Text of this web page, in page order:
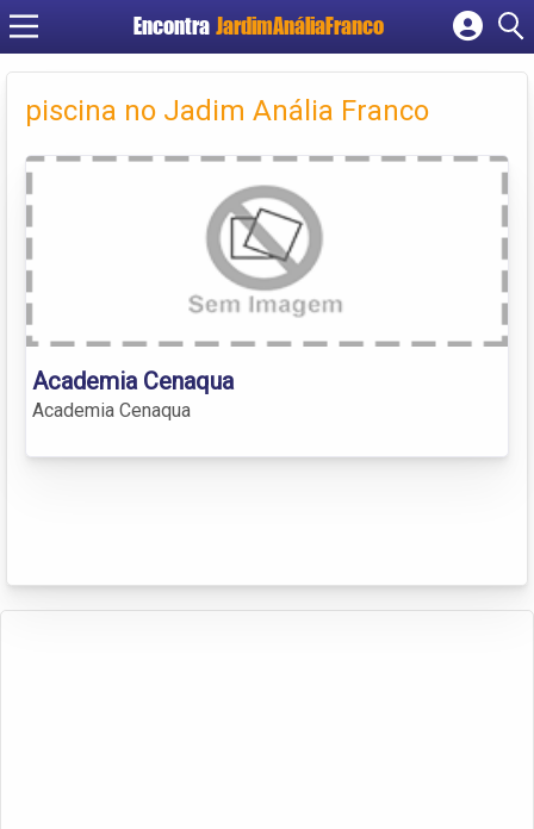
Encontra JardimAnáliaFranco
Cadastrar empresa
Criar conta
piscina no Jadim Anália Franco
Academia Cenaqua
Academia Cenaqua